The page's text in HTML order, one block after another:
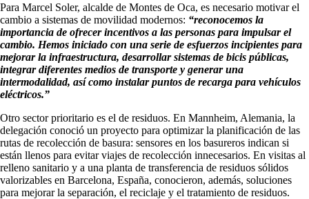
Para Marcel Soler, alcalde de Montes de Oca, es necesario motivar el
cambio a sistemas de movilidad modernos: “reconocemos la
importancia de ofrecer incentivos a las personas para impulsar el
cambio. Hemos iniciado con una serie de esfuerzos incipientes para
mejorar la infraestructura, desarrollar sistemas de bicis públicas,
integrar diferentes medios de transporte y generar una
intermodalidad, así como instalar puntos de recarga para vehículos
eléctricos.”
Otro sector prioritario es el de residuos. En Mannheim, Alemania, la
delegación conoció un proyecto para optimizar la planificación de las
rutas de recolección de basura: sensores en los basureros indican si
están llenos para evitar viajes de recolección innecesarios. En visitas al
relleno sanitario y a una planta de transferencia de residuos sólidos
valorizables en Barcelona, España, conocieron, además, soluciones
para mejorar la separación, el reciclaje y el tratamiento de residuos.